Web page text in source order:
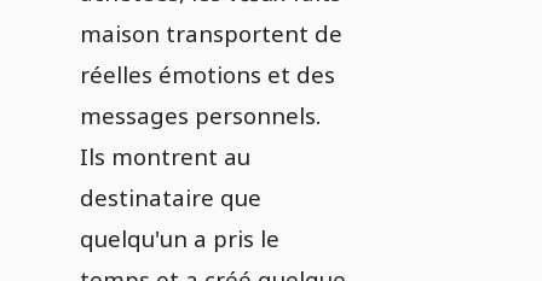
maison transportent de
réelles émotions et des
messages personnels.
Ils montrent au
destinataire que
quelqu'un a pris le